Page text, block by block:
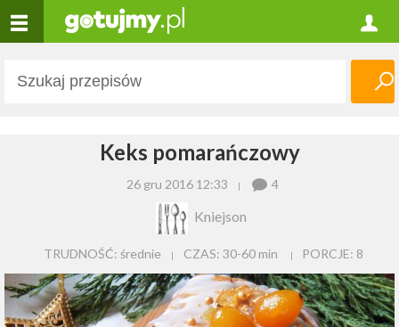
Keks pomarańczowy
26 gru 2016 12:33 4
Kniejson
TRUDNOŚĆ: średnie CZAS: 30-60 min PORCJE: 8